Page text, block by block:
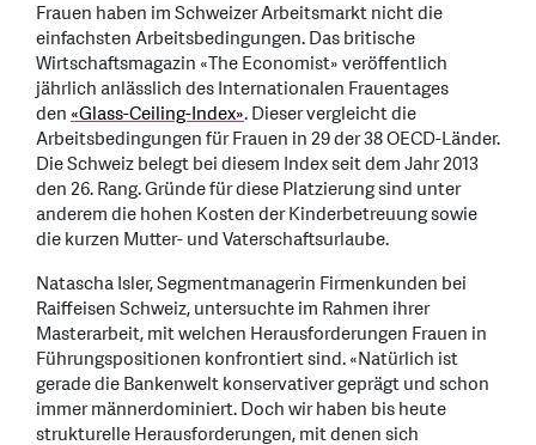
Frauen haben im Schweizer Arbeitsmarkt nicht die
einfachsten Arbeitsbedingungen. Das britische
Wirtschaftsmagazin «The Economist» veröffentlich
jährlich anlässlich des Internationalen Frauentages
den «Glass-Ceiling-Index». Dieser vergleicht die
Arbeitsbedingungen für Frauen in 29 der 38 OECD-Länder.
Die Schweiz belegt bei diesem Index seit dem Jahr 2013
den 26. Rang. Gründe für diese Platzierung sind unter
anderem die hohen Kosten der Kinderbetreuung sowie
die kurzen Mutter- und Vaterschaftsurlaube.
Natascha Isler, Segmentmanagerin Firmenkunden bei
Raiffeisen Schweiz, untersuchte im Rahmen ihrer
Masterarbeit, mit welchen Herausforderungen Frauen in
Führungspositionen konfrontiert sind. «Natürlich ist
gerade die Bankenwelt konservativer geprägt und schon
immer männerdominiert. Doch wir haben bis heute
strukturelle Herausforderungen, mit denen sich